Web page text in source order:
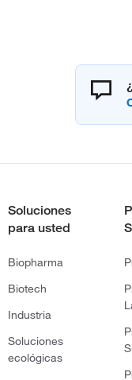
Soluciones
para usted
Biopharma
Biotech
Industria
Soluciones
ecológicas